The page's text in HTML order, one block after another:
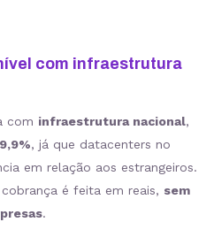
com infraestrutura
com infraestrutura nacional,
, já que datacenters no
em relação aos estrangeiros.
é feita em reais, sem
.